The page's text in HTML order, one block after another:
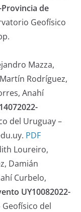
de
Geofísico
Mazza,
Rodríguez,
Anahí
del Uruguay –
PDF
Loureiro,
Damián
Curbelo,
UY10082022-
del